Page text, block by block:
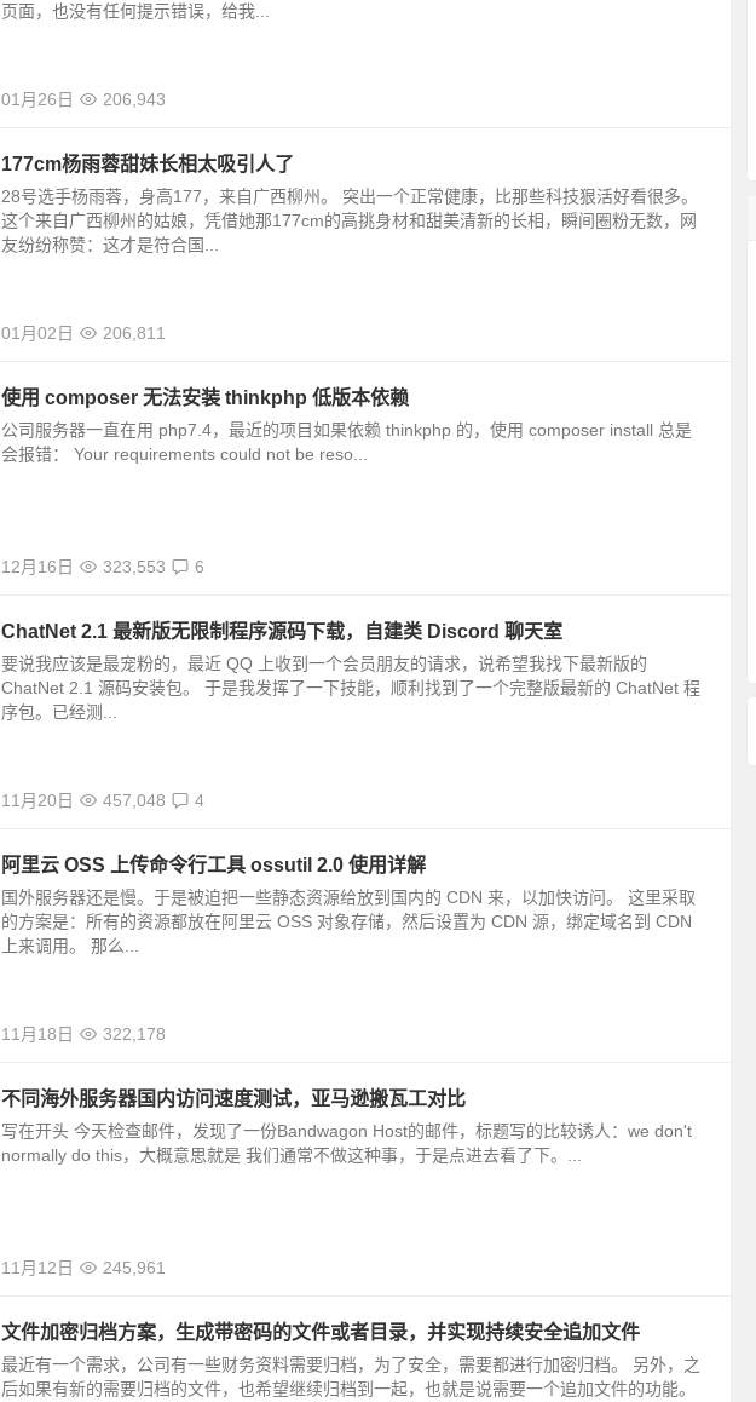
页面，也没有任何提示错误，给我...
01月26日 206,943
177cm杨雨蓉甜妹长相太吸引人了
28号选手杨雨蓉，身高177，来自广西柳州。 突出一个正常健康，比那些科技狠活好看很多。
这个来自广西柳州的姑娘，凭借她那177cm的高挑身材和甜美清新的长相，瞬间圈粉无数，网
友纷纷称赞：这才是符合国...
01月02日 206,811
使用 composer 无法安装 thinkphp 低版本依赖
公司服务器一直在用 php7.4，最近的项目如果依赖 thinkphp 的，使用 composer install 总是
会报错： Your requirements could not be reso...
12月16日 323,553 6
ChatNet 2.1 最新版无限制程序源码下载，自建类 Discord 聊天室
要说我应该是最宠粉的，最近 QQ 上收到一个会员朋友的请求，说希望我找下最新版的
ChatNet 2.1 源码安装包。 于是我发挥了一下技能，顺利找到了一个完整版最新的 ChatNet 程
序包。已经测...
11月20日 457,048 4
阿里云 OSS 上传命令行工具 ossutil 2.0 使用详解
国外服务器还是慢。于是被迫把一些静态资源给放到国内的 CDN 来，以加快访问。 这里采取
的方案是：所有的资源都放在阿里云 OSS 对象存储，然后设置为 CDN 源，绑定域名到 CDN
上来调用。 那么...
11月18日 322,178
不同海外服务器国内访问速度测试，亚马逊搬瓦工对比
写在开头 今天检查邮件，发现了一份Bandwagon Host的邮件，标题写的比较诱人：we don't
normally do this，大概意思就是 我们通常不做这种事，于是点进去看了下。...
11月12日 245,961
文件加密归档方案，生成带密码的文件或者目录，并实现持续安全追加文件
最近有一个需求，公司有一些财务资料需要归档，为了安全，需要都进行加密归档。 另外，之
后如果有新的需要归档的文件，也希望继续归档到一起，也就是说需要一个追加文件的功能。